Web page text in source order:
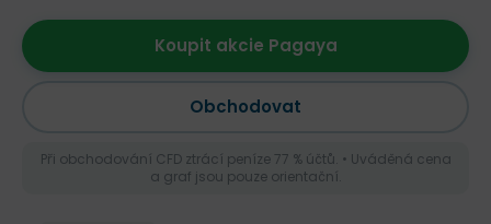
Obchodovat
Koupit akcie Pagaya
Při obchodování CFD ztrácí peníze 77 % účtů. • Uváděná cena
a graf jsou pouze orientační.